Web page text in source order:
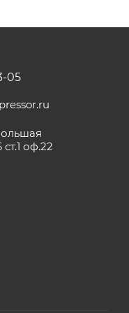
05
оф.22